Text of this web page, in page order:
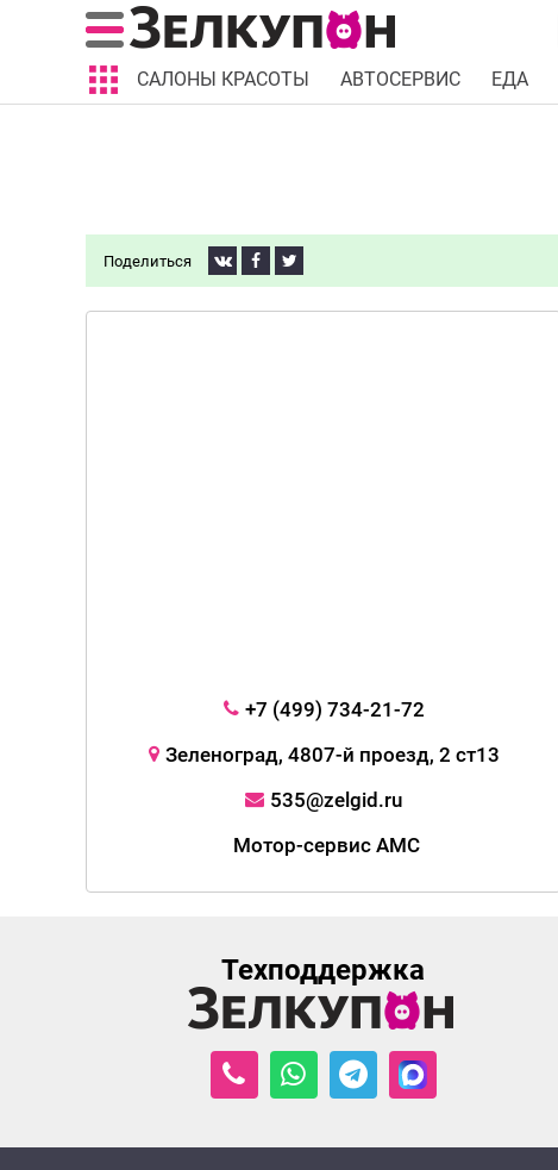
САЛОНЫ КРАСОТЫ АВТОСЕРВИС ЕДА
Поделиться
+7 (499) 734-21-72
Зеленоград, 4807-й проезд, 2 ст13
535@zelgid.ru
Мотор-сервис АМС
Техподдержка